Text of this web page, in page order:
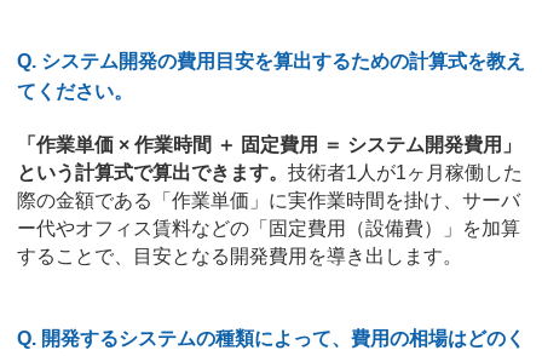
Q. システム開発の費用目安を算出するための計算式を教え
てください。
「作業単価 × 作業時間 ＋ 固定費用 ＝ システム開発費用」
という計算式で算出できます。 技術者1人が1ヶ月稼働した
際の金額である「作業単価」に実作業時間を掛け、サーバ
ー代やオフィス賃料などの「固定費用（設備費）」を加算
することで、目安となる開発費用を導き出します。
Q. 開発するシステムの種類によって、費用の相場はどのく